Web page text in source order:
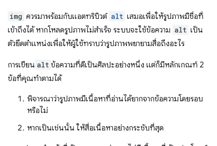
img ควรมาพร้อมกับแอตทริบิวต์ alt เสมอเพื่อให้รูปภาพมีชื่อที่
เข้าถึงได้ หากโหลดรูปภาพไม่สำเร็จ ระบบจะใช้ข้อความ alt เป็น
ตัวยึดตำแหน่งเพื่อให้ผู้ใช้ทราบว่ารูปภาพพยายามสื่อถึงอะไร
การเขียน alt ข้อความที่ดีเป็นศิลปะอย่างหนึ่ง แต่ก็มีหลักเกณฑ์ 2
ข้อที่คุณทำตามได้
พิจารณาว่ารูปภาพมีเนื้อหาที่อ่านได้ยากจากข้อความโดยรอบ
หรือไม่
หากเป็นเช่นนั้น ให้สื่อเนื้อหาอย่างกระชับที่สุด